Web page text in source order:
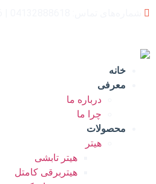
خانه
معرفی
درباره ما
چرا ما
محصولات
هیتر
هیتر تابشی
هیتربرقی کامتل